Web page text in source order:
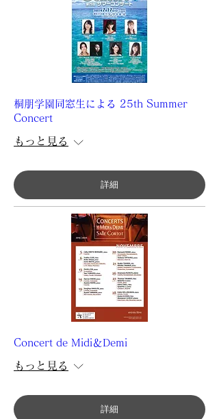
桐朋学園同窓生による 25th Summer
Concert
もっと見る
詳細
Concert de Midi＆Demi
もっと見る
詳細